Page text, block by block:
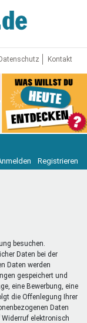
Datenschutz Kontakt
Registrieren
besuchen.
Daten bei der
Daten werden
gespeichert und
eine Bewerbung, eine
die Offenlegung Ihrer
Daten
elektronisch